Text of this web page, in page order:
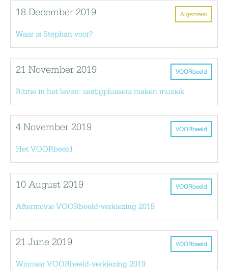
Algemeen
18 December 2019
Waar is Stephan voor?
VOORbeeld
21 November 2019
Ritme in het leven: zestigplussers maken muziek
VOORbeeld
4 November 2019
Het VOORbeeld
VOORbeeld
10 August 2019
Aftermovie VOORbeeld-verkiezing 2019
VOORbeeld
21 June 2019
Winnaar VOORbeeld-verkiezing 2019